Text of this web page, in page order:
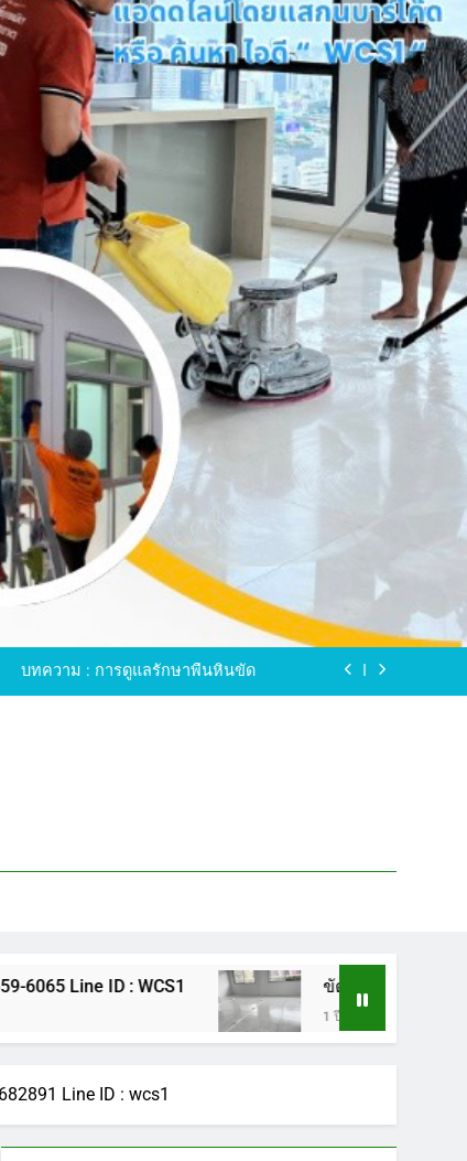
ขัดพื้นหินขัด อบต.แหลมบัวนครปฐม
นอ่อน โทร.0616596065 ไลน์ WCS1
บทความ : การดูแลรักษาพื้นหินขัด
ร.061-659-6065 Line ID : WCS1
ขัดพื้นหินขัด อบต.แหลมบัวนครปฐม
1 ปี Ago
Line ID : wcs1